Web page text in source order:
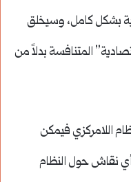
بشكل كامل، وسيخلق
المتنافسة بدلاً من
اللامركزي فيمكن
نقاش حول النظام